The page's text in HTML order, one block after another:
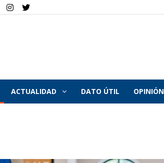
ACTUALIDAD DATO ÚTIL OPINIÓN